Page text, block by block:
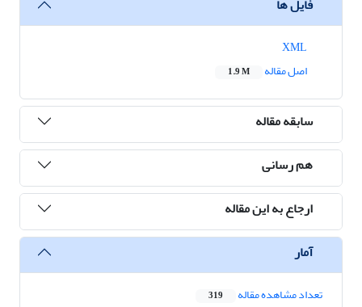
اصل مقاله
1.9 M
سابقه مقاله
هم رسانی
ارجاع به این مقاله
آمار
تعداد مشاهده مقاله 319